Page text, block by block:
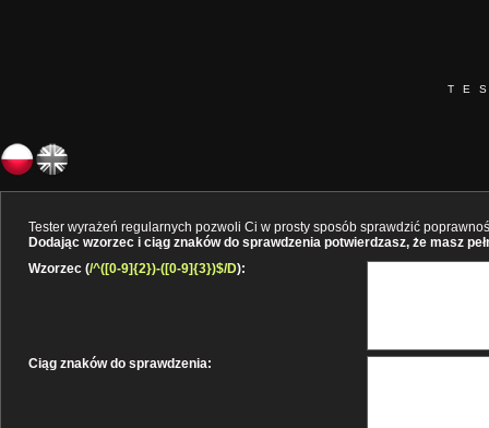
Tester wyrażeń regularnych pozwoli Ci w prosty sposób sprawdzić
Dodając wzorzec i ciąg znaków do sprawdzenia potwierdzasz, że masz
Wzorzec (/^([0-9]{2})-([0-9]{3})$/D):
Ciąg znaków do sprawdzenia: